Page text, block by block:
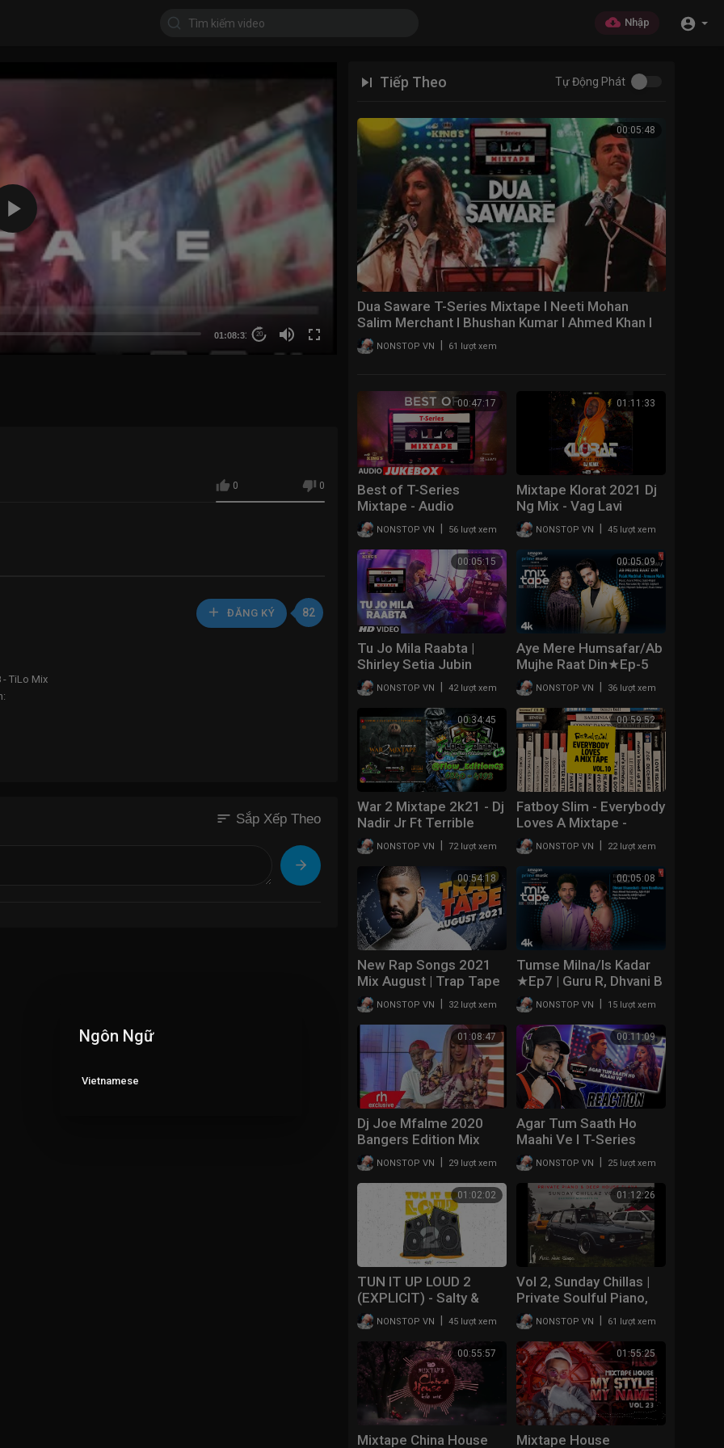
Nhập
01:08:31 20
Tiếp Theo Tự Động Phát
00:05:48
Dua Saware T-Series Mixtape l Neeti Mohan
Salim Merchant l Bhushan Kumar l Ahmed Khan l
Abhijit V
NONSTOP VN 61 lượt xem
00:47:17
Best of T-Series
Mixtape - Audio
Jukebox | BOLLYWOOD
HINDI SONGS
NONSTOP VN 56 lượt xem
01:11:33
Mixtape Klorat 2021 Dj
Ng Mix - Vag Lavi
NONSTOP VN 45 lượt xem
00:05:15
Tu Jo Mila Raabta |
Shirley Setia Jubin
Nautiyal | T-Series
Mixtape | Bhushan
Kumar Ahmed K Abhijit
NONSTOP VN 42 lượt xem
00:05:09
Aye Mere Humsafar/Ab
Mujhe Raat Din★Ep-5
|Palak M,Armaan M |T-
Series Mixtape
S3|Abhijit Vl Bhushan K
NONSTOP VN 36 lượt xem
00:34:45
War 2 Mixtape 2k21 - Dj
Nadir Jr Ft Terrible
Evolution Corporation //
Mix Nuevo de plena |
#Panama
NONSTOP VN 72 lượt xem
00:59:52
Fatboy Slim - Everybody
Loves A Mixtape -
Volume 10 (Latin)
NONSTOP VN 22 lượt xem
00:54:18
New Rap Songs 2021
Mix August | Trap Tape
#49 | New Hip Hop
2021 Mixtape | DJ
Noize
NONSTOP VN 32 lượt xem
00:05:08
Tumse Milna/Is Kadar
★Ep7 | Guru R, Dhvani B
| Abhijit V | T-Series
Mixtape S3 | Ahmed K |
Bhushan K
NONSTOP VN 15 lượt xem
01:08:47
Dj Joe Mfalme 2020
Bangers Edition Mix
Double Trouble Mixtape
2020 Volume 55 /
rhradio.com
NONSTOP VN 29 lượt xem
00:11:09
Agar Tum Saath Ho
Maahi Ve l T-Series
Mixtape l Jubin N
Prakriti K Abhijit V
(REACTION!!!)
NONSTOP VN 25 lượt xem
01:02:02
TUN IT UP LOUD 2
(EXPLICIT) - Salty &
Travis World | Mixtape
NONSTOP VN 45 lượt xem
01:12:26
Vol 2, Sunday Chillas |
Private Soulful Piano,
Deep House by
Remedy Mixtapes SA
NONSTOP VN 61 lượt xem
00:55:57
Mixtape China House
01:55:25
Mixtape House
0 0
ĐĂNG KÝ 82
- TiLo Mix
sort Sắp Xếp Theo
Ngôn Ngữ
Vietnamese